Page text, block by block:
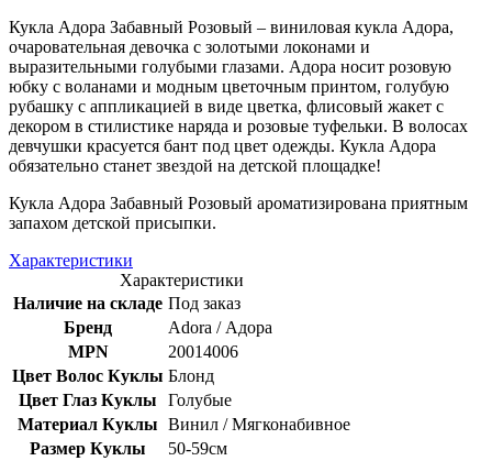
Кукла Адора Забавный Розовый – виниловая кукла Адора,
очаровательная девочка с золотыми локонами и
выразительными голубыми глазами. Адора носит розовую
юбку с воланами и модным цветочным принтом, голубую
рубашку с аппликацией в виде цветка, флисовый жакет с
декором в стилистике наряда и розовые туфельки. В волосах
девчушки красуется бант под цвет одежды. Кукла Адора
обязательно станет звездой на детской площадке!
Кукла Адора Забавный Розовый ароматизирована приятным
запахом детской присыпки.
Характеристики
Характеристики
Наличие на складе Под заказ
Бренд
Adora / Адора
MPN
20014006
Цвет Волос Куклы Блонд
Цвет Глаз Куклы
Голубые
Материал Куклы Винил / Мягконабивное
Размер Куклы
50-59см